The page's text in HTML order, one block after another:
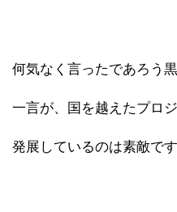
何気なく言ったであろう
一言が、国を越えたプロ
発展しているのは素敵です